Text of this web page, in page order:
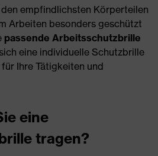
empfindlichsten Körperteilen
Arbeiten besonders geschützt
passende Arbeitsschutzbrille
eine individuelle Schutzbrille
Ihre Tätigkeiten und
eine
tragen?